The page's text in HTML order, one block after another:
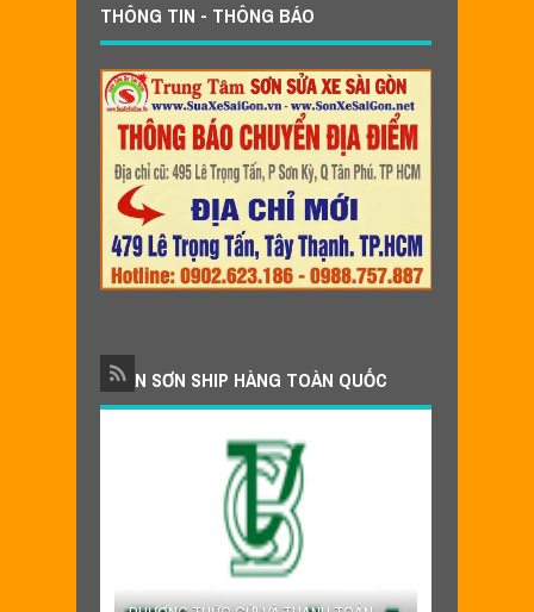
THÔNG TIN - THÔNG BÁO
NHẬN SƠN SHIP HÀNG TOÀN QUỐC